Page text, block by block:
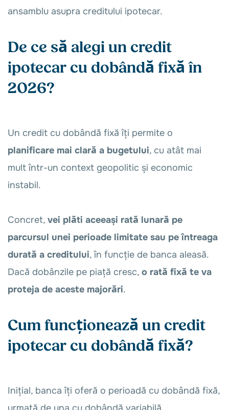
ansamblu asupra creditului ipotecar.
De ce să alegi un credit
ipotecar cu dobândă fixă în
2026?
Un credit cu dobândă fixă îți permite o
planificare mai clară a bugetului, cu atât mai
mult într-un context geopolitic și economic
instabil.
Concret, vei plăti aceeași rată lunară pe
parcursul unei perioade limitate sau pe întreaga
durată a creditului, în funcție de banca aleasă.
Dacă dobânzile pe piață cresc, o rată fixă te va
proteja de aceste majorări.
Cum funcționează un credit
ipotecar cu dobândă fixă?
Inițial, banca îți oferă o perioadă cu dobândă fixă,